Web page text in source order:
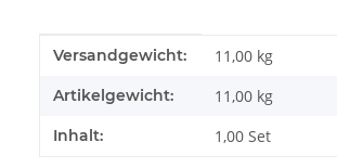
Produkteigenschaft
Wert
Versandgewicht: 11,00 kg
Artikelgewicht: 11,00 kg
Inhalt: 1,00 Set